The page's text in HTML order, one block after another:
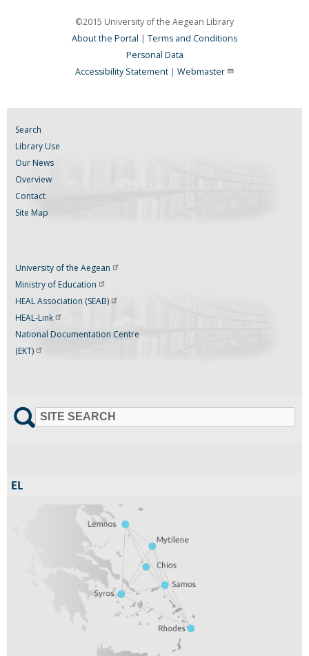
©2015 University of the Aegean Library
About the Portal | Terms and Conditions
Personal Data
Accessibility Statement| Webmaster
Search
Library Use
Our News
Overview
Contact
Site Map
University of the Aegean
Ministry of Education
HEAL Association (SEAB)
HEAL-Link
National Documentation Centre
(EKT)
SITE SEARCH